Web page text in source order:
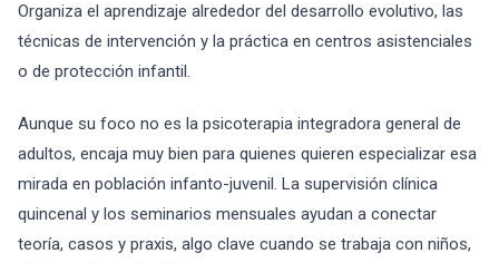
Organiza el aprendizaje alrededor del desarrollo evolutivo, las
técnicas de intervención y la práctica en centros asistenciales
o de protección infantil.
Aunque su foco no es la psicoterapia integradora general de
adultos, encaja muy bien para quienes quieren especializar esa
mirada en población infanto-juvenil. La supervisión clínica
quincenal y los seminarios mensuales ayudan a conectar
teoría, casos y praxis, algo clave cuando se trabaja con niños,